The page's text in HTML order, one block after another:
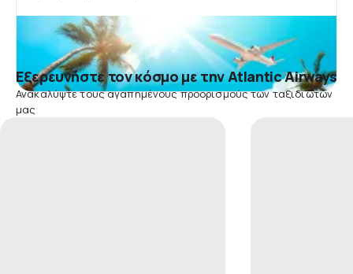
Εξερευνήστε τον κόσμο με την Atlantic Airways
Ανακαλύψτε τους αγαπημένους προορισμούς των ταξιδιωτών
μας